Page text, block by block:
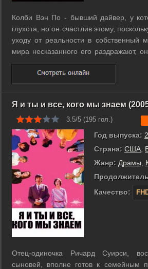
Колби Вэн По - бывший дайвер, у
глухота, но он счастлив этому,
уходу от реальности в собственный
мира несказанного его раздражают,
их, все больше погружаясь в свой
после трагической гибели своей
ним ...
Я и ты и все, кого мы знаем
3.5/5 (195 гол.)
Год выпуска:
Страна: США
Жанр: Драмы
Качество:
Отец-одиночка Ричард Суирси,
сыновей, вполне готов к семейным